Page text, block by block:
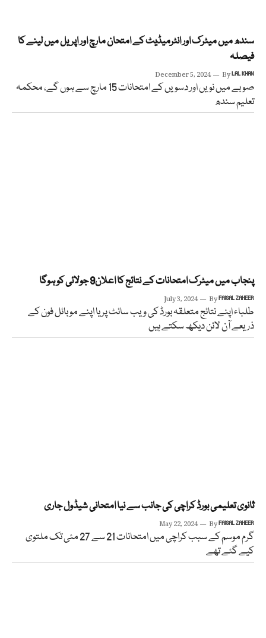
سندھ میں میٹرک اور انٹرمیڈیٹ کے امتحان مارچ اور اپریل میں لینے کا
فیصلہ
December 5, 2024 ByLAL KHAN
صوبے میں نویں اور دسویں کے امتحانات 15 مارچ سے ہوں گے، محکمہ
تعلیم سندھ
پنجاب میں میٹرک امتحانات کے نتائج کا اعلان9 جولائی کو ہوگا
July 3, 2024 ByFAISAL ZAHEER
طلباء اپنے نتائج متعلقہ بورڈ کی ویب سائٹ پر یا اپنے موبائل فون کے
ذریعے آن لائن دیکھ سکتے ہیں
ثانوی تعلیمی بورڈ کراچی کی جانب سے نیا امتحانی شیڈول جاری
May 22, 2024 ByFAISAL ZAHEER
گرم موسم کے سبب کراچی میں امتحانات 21 سے 27 مئی تک ملتوی
کیے گئے تھے